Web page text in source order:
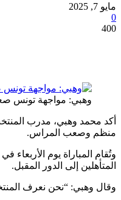
مايو 7, 2025
0
400
وهبي: مواجهة تونس
منظم وصعب المراس.
وتُقام المباراة يوم
المتأهلين إلى الدور المقبل.
وقال وهبي: “نحن نعرف